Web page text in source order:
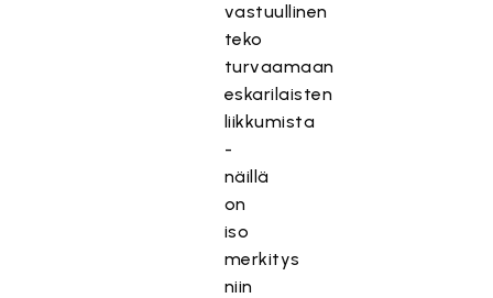
vastuullinen
teko
turvaamaan
eskarilaisten
liikkumista
-
näillä
on
iso
merkitys
niin